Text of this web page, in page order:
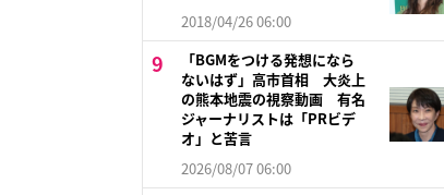
2018/04/26 06:00
「BGMをつける発想になら
ないはず」高市首相 大炎上
の熊本地震の視察動画 有名
ジャーナリストは「PRビデ
オ」と苦言
2026/08/07 06:00